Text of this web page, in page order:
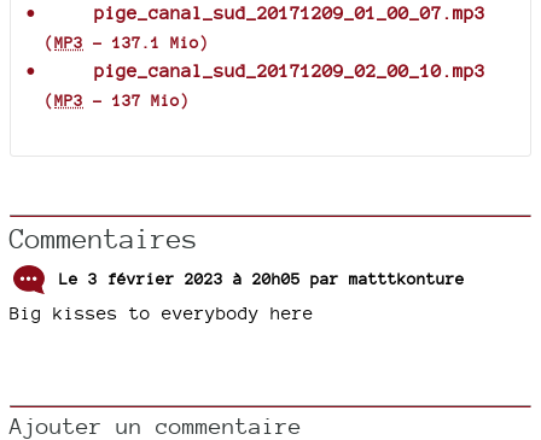
pige_canal_sud_20171209_01_00_07.mp3
(MP3 - 137.1 Mio)
pige_canal_sud_20171209_02_00_10.mp3
(MP3 - 137 Mio)
Commentaires
Le 3 février 2023 à 20h05 par matttkonture
Big kisses to everybody here
Ajouter un commentaire